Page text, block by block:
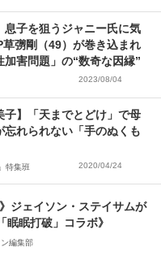
息子を狙うジャニー氏に気
彅剛（49）が巻き込まれ
加害問題」の“数奇な因縁”
2023/08/04
子】「天までとどけ」で母
れられない「手のぬくも
特集班 2020/04/24
ジェイソン・ステイサムが
眠眠打破」コラボ》
編集部